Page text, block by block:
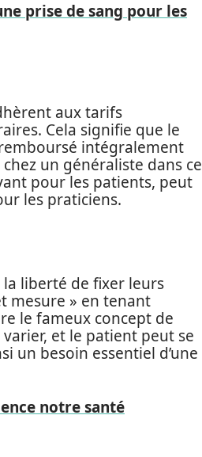
prise de sang pour les
aux tarifs
Cela signifie que le
intégralement
un généraliste dans ce
pour les patients, peut
les praticiens.
liberté de fixer leurs
mesure » en tenant
le fameux concept de
et le patient peut se
un besoin essentiel d’une
notre santé